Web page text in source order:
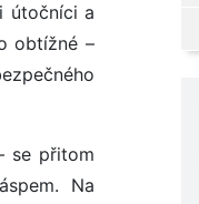
útočníci a
obtížné –
se přitom
Na